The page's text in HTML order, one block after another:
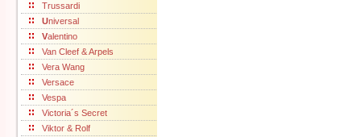
Trussardi
Universal
Valentino
Van Cleef & Arpels
Vera Wang
Versace
Vespa
Victoria´s Secret
Viktor & Rolf